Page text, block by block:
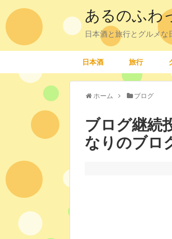
あるのふわ
日本酒と旅行とグルメな
日本酒 旅行
ホーム ブログ
ブログ継続
なりのブロ